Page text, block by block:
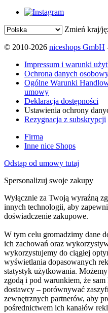
Zmień kraj/
© 2010-2026 niceshops GmbH
Impressum i warunki
Ochrona danych
Ogólne Warunki
umowy
Deklaracja dostępności
Ustawienia ochrony
Rezygnacja z subskrypcji
Firma
Inne nice Shops
Odstąp od umowy tutaj
Spersonalizuj swoje zakupy
Wyłącznie za Twoją wyraźną
innych technologii, aby
doświadczenie zakupowe.
W tym celu gromadzimy dane
ich zachowań oraz
wykorzystujemy do ciągłej
wyświetlania dopasowanych
statystyk użytkowania.
zgodą i pod warunkiem, że sam
dostawcy – porównywać
zewnętrznych partnerów, aby
pośrednictwem ich kanałów